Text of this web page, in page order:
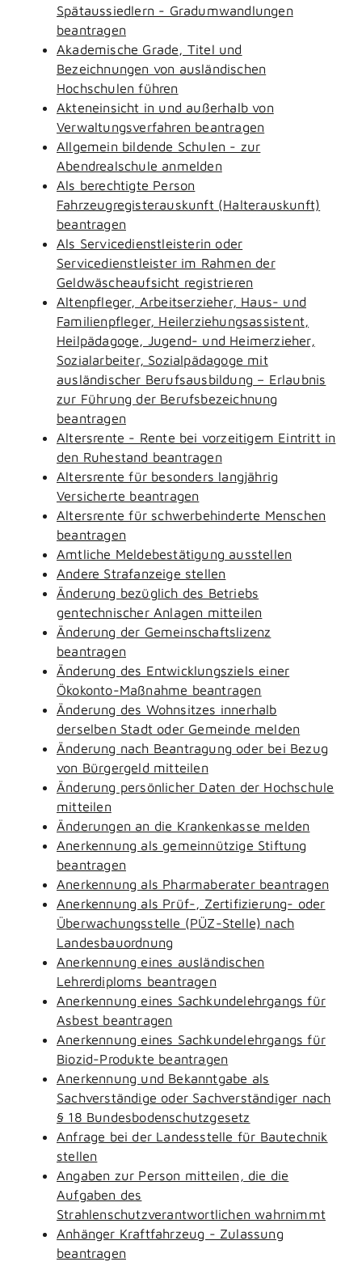
Spätaussiedlern - Gradumwandlungen
beantragen
Akademische Grade, Titel und
Bezeichnungen von ausländischen
Hochschulen führen
Akteneinsicht in und außerhalb von
Verwaltungsverfahren beantragen
Allgemein bildende Schulen - zur
Abendrealschule anmelden
Als berechtigte Person
Fahrzeugregisterauskunft (Halterauskunft)
beantragen
Als Servicedienstleisterin oder
Servicedienstleister im Rahmen der
Geldwäscheaufsicht registrieren
Altenpfleger, Arbeitserzieher, Haus- und
Familienpfleger, Heilerziehungsassistent,
Heilpädagoge, Jugend- und Heimerzieher,
Sozialarbeiter, Sozialpädagoge mit
ausländischer Berufsausbildung – Erlaubnis
zur Führung der Berufsbezeichnung
beantragen
Altersrente - Rente bei vorzeitigem Eintritt in
den Ruhestand beantragen
Altersrente für besonders langjährig
Versicherte beantragen
Altersrente für schwerbehinderte Menschen
beantragen
Amtliche Meldebestätigung ausstellen
Andere Strafanzeige stellen
Änderung bezüglich des Betriebs
gentechnischer Anlagen mitteilen
Änderung der Gemeinschaftslizenz
beantragen
Änderung des Entwicklungsziels einer
Ökokonto-Maßnahme beantragen
Änderung des Wohnsitzes innerhalb
derselben Stadt oder Gemeinde melden
Änderung nach Beantragung oder bei Bezug
von Bürgergeld mitteilen
Änderung persönlicher Daten der Hochschule
mitteilen
Änderungen an die Krankenkasse melden
Anerkennung als gemeinnützige Stiftung
beantragen
Anerkennung als Pharmaberater beantragen
Anerkennung als Prüf-, Zertifizierung- oder
Überwachungsstelle (PÜZ-Stelle) nach
Landesbauordnung
Anerkennung eines ausländischen
Lehrerdiploms beantragen
Anerkennung eines Sachkundelehrgangs für
Asbest beantragen
Anerkennung eines Sachkundelehrgangs für
Biozid-Produkte beantragen
Anerkennung und Bekanntgabe als
Sachverständige oder Sachverständiger nach
§ 18 Bundesbodenschutzgesetz
Anfrage bei der Landesstelle für Bautechnik
stellen
Angaben zur Person mitteilen, die die
Aufgaben des
Strahlenschutzverantwortlichen wahrnimmt
Anhänger Kraftfahrzeug - Zulassung
beantragen